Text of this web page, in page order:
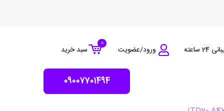
ساعته ورود/عضویت
0
سبد خرید
09007701494